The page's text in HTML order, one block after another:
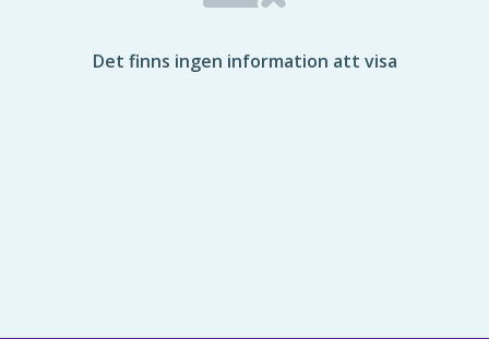
Det finns ingen information att visa